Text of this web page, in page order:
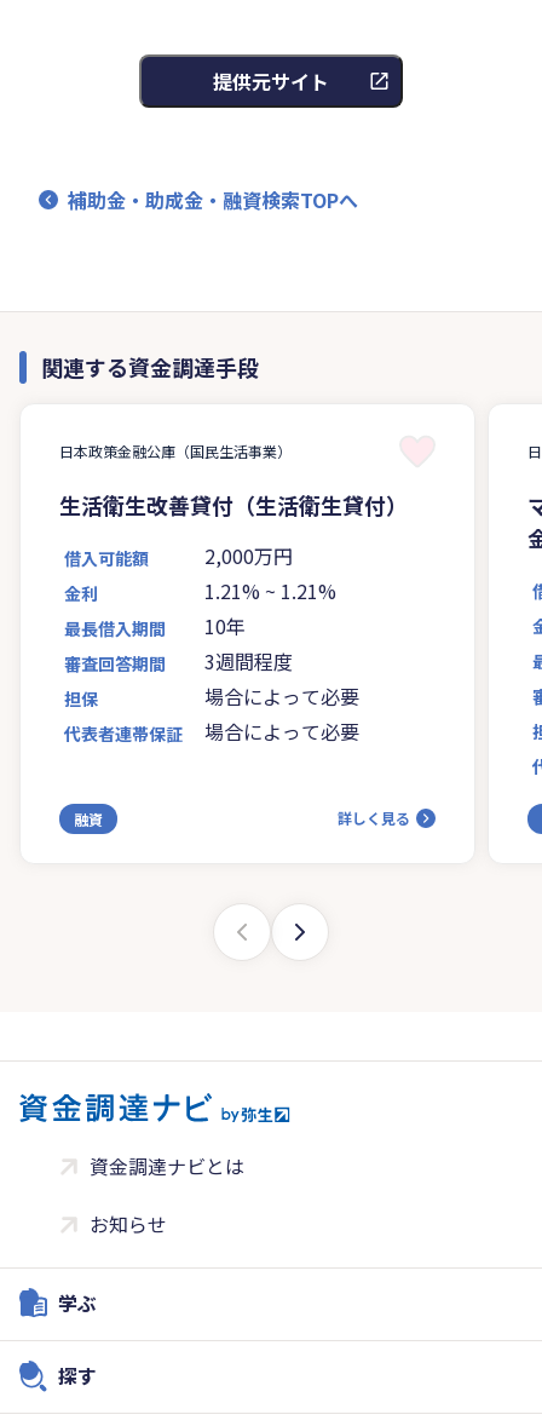
提供元サイト
補助金・助成金・融資検索TOPへ
関連する資金調達手段
日本政策金融公庫（国民生活事業）
生活衛生改善貸付（生活衛生貸付）
借入可能額 2,000万円
金利 1.21% ~ 1.21%
最長借入期間 10年
審査回答期間 3週間程度
担保 場合によって必要
代表者連帯保証 場合によって必要
融資 詳しく見る
資金調達ナビとは
お知らせ
学ぶ
探す